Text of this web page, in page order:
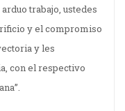
trabajo, ustedes
y el compromiso
y les
con el respectivo